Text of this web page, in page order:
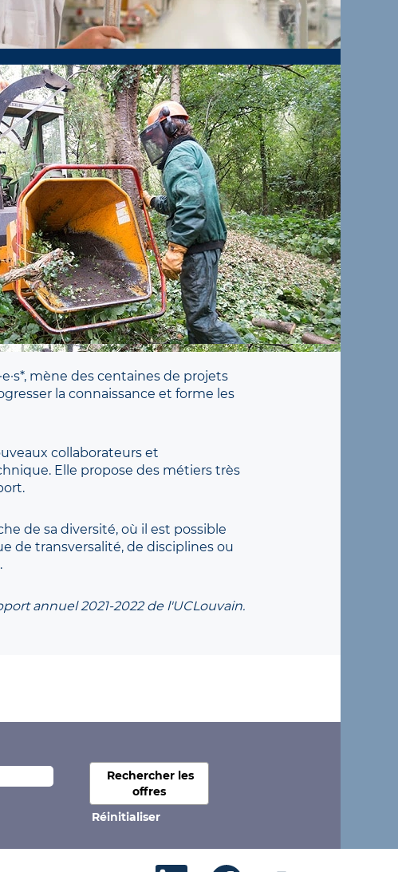
mène des centaines de projets
la connaissance et forme les
collaborateurs et
Elle propose des métiers très
de sa diversité, où il est possible
de transversalité, de disciplines ou
annuel 2021-2022 de l'UCLouvain.
Réinitialiser
S